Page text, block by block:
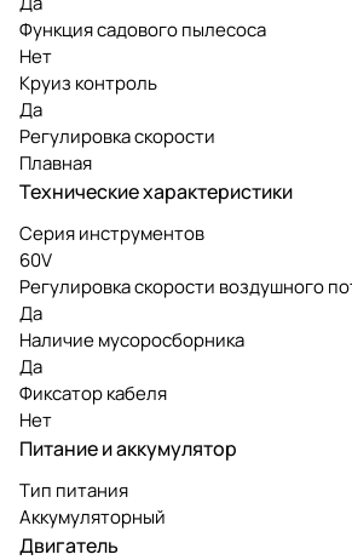
Функция садового пылесоса
Нет
Круиз контроль
Да
Регулировка скорости
Плавная
Технические характеристики
Серия инструментов
60V
Регулировка скорости воздушного
Да
Наличие мусоросборника
Да
Фиксатор кабеля
Нет
Питание и аккумулятор
Тип питания
Аккумуляторный
Двигатель